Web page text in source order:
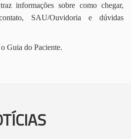
informações sobre como chegar,
SAU/Ouvidoria e dúvidas
Guia do Paciente.